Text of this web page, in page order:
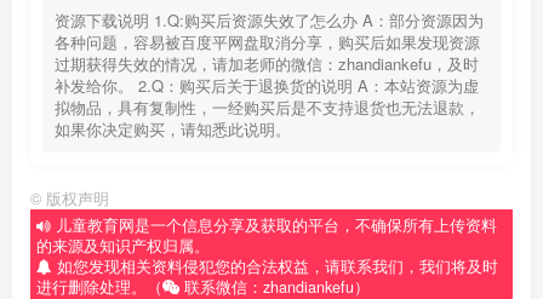
资源下载说明 1.Q:购买后资源失效了怎么办 A：部分资源因为
各种问题，容易被百度平网盘取消分享，购买后如果发现资源
过期获得失效的情况，请加老师的微信：zhandiankefu，及时
补发给你。 2.Q：购买后关于退换货的说明 A：本站资源为虚
拟物品，具有复制性，一经购买后是不支持退货也无法退款，
如果你决定购买，请知悉此说明。
© 版权声明
儿童教育网是一个信息分享及获取的平台，不确保所有上传资料
的来源及知识产权归属。
如您发现相关资料侵犯您的合法权益，请联系我们，我们将及时
进行删除处理。（
联系微信：zhandiankefu）